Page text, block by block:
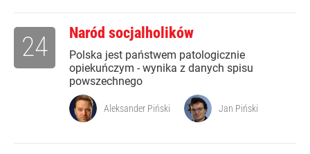
Naród socjalholików
Polska jest państwem patologicznie
opiekuńczym - wynika z danych spisu
powszechnego
24
Aleksander Piński Jan Piński